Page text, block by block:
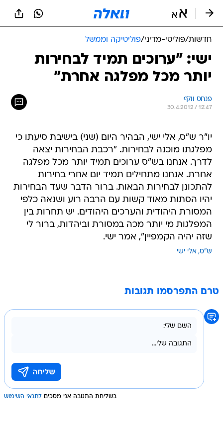
חדשות/פוליטי-מדיני/פוליטיקה וממשל
ישי: "ערוכים תמיד לבחירות
יותר מכל מפלגה אחרת"
פנחס וולף
30.4.2012 / 12:47
יו"ר ש"ס, אלי ישי, הבהיר היום (שני) בישיבת סיעתו כי
מפלגתו מוכנה לבחירות. "רכבת הבחירות יצאה
לדרך. אנחנו בש"ס ערוכים תמיד יותר מכל מפלגה
אחרת. אנחנו מתחילים תמיד יום אחרי בחירות
להתכונן לבחירות הבאות. ברור הדבר שעד הבחירות
יהיו הסתות מאוד קשות עם הרבה רוע ושנאה כלפי
המסורת היהודית והערכים היהודים. יש תחרות בין
המפלגות מי יותר מכה במסורת וביהדות, ברור לי
שזה יהיה הקמפיין", אמר ישי.
ש"ס אלי ישי
טרם התפרסמו תגובות
בשליחת התגובה אני מסכים לתנאי השימוש